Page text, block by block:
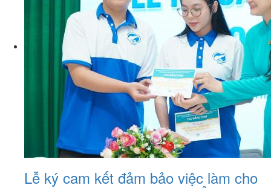
Lễ ký cam kết đảm bảo việc làm cho